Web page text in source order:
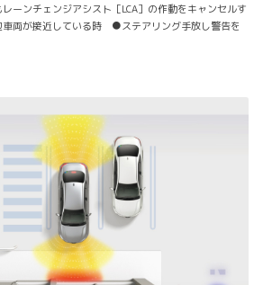
ーンチェンジアシスト［LCA］の作動をキャンセルす
両が接近している時 ●ステアリング手放し警告を